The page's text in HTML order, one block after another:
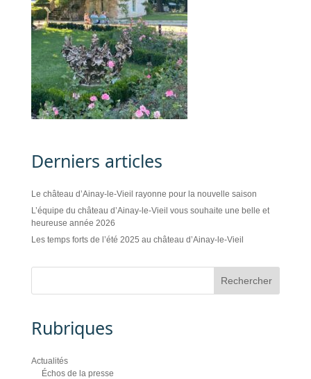
Derniers articles
Le château d’Ainay-le-Vieil rayonne pour la nouvelle saison
L’équipe du château d’Ainay-le-Vieil vous souhaite une belle et
heureuse année 2026
Les temps forts de l’été 2025 au château d’Ainay-le-Vieil
Rubriques
Actualités
Échos de la presse